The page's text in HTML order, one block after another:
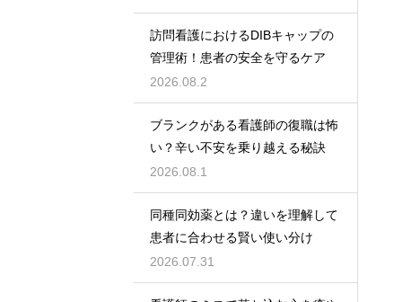
訪問看護におけるDIBキャップの
管理術！患者の安全を守るケア
2026.08.2
ブランクがある看護師の復職は怖
い？辛い不安を乗り越える秘訣
2026.08.1
同種同効薬とは？違いを理解して
患者に合わせる賢い使い分け
2026.07.31